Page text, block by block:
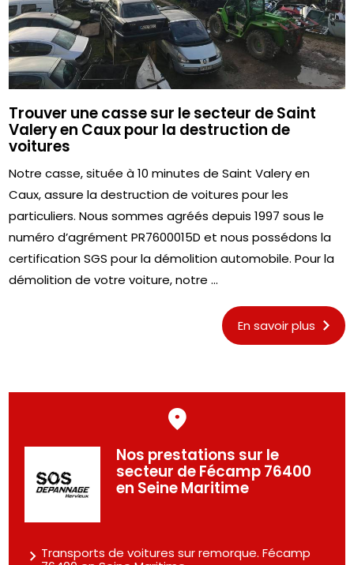
Trouver une casse sur le secteur de Saint
Valery en Caux pour la destruction de
voitures
Notre casse, située à 10 minutes de Saint Valery en
Caux, assure la destruction de voitures pour les
particuliers. Nous sommes agréés depuis 1997 sous le
numéro d’agrément PR7600015D et nous possédons la
certification SGS pour la démolition automobile. Pour la
démolition de votre voiture, notre ...
En savoir plus
Nos prestations sur le
secteur de Fécamp 76400
en Seine Maritime
Transports de voitures sur remorque. Fécamp